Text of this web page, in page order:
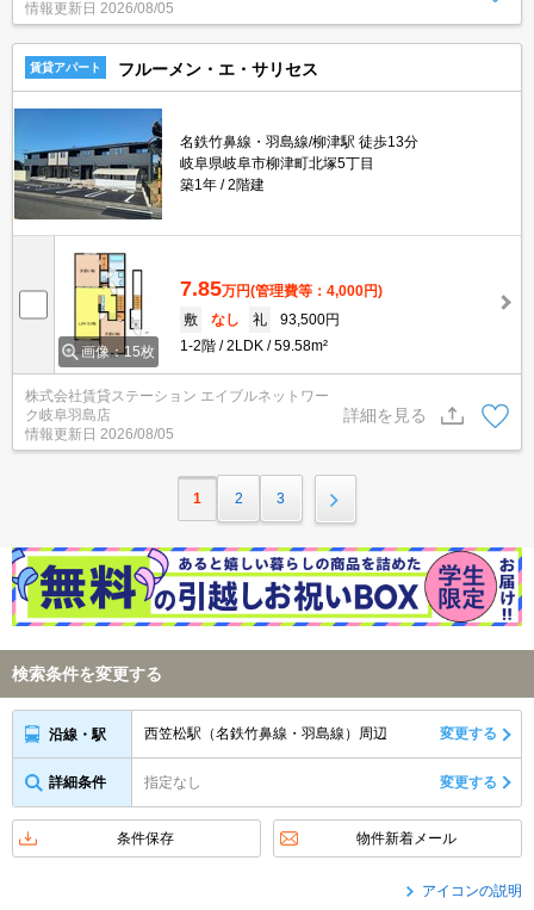
情報更新日 2026/08/05
賃貸アパート フルーメン・エ・サリセス
名鉄竹鼻線・羽島線/柳津駅 徒歩13分
岐阜県岐阜市柳津町北塚5丁目
築1年
2階建
画像：15枚
7.85万円(管理費等：4,000円)
敷
なし 礼
93,500円
1-2階
2LDK 59.58m²
株式会社賃貸ステーション エイブルネットワー
ク岐阜羽島店
情報更新日 2026/08/05
詳細を見る
1 2 3
検索条件を変更する
沿線・駅 西笠松駅（名鉄竹鼻線・羽島線）周辺 変更する
詳細条件 指定なし 変更する
条件保存 物件新着メール
アイコンの説明